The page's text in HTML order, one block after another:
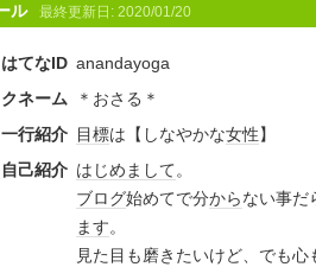
ル 最終更新日: 2020/01/20
はてなID anandayoga
ネーム
＊おさる＊
一行紹介 目標は【しなやかな女性】
自己紹介 はじめまして。
ブログ始めてで分からない事だ
ます。
見た目も磨きたいけど、でも心